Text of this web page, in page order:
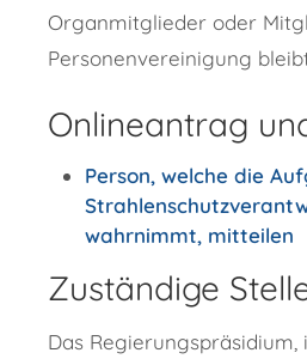
Organmitglieder oder
Personenvereinigung
Onlineantrag
Person, welche die
wahrnimmt, mitteilen
Zuständige
Das Regierungspräsidium,